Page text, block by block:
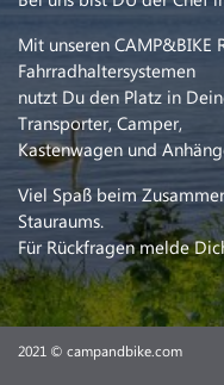
Mit unseren CAMP&BIKE
Fahrradhaltersystemen
nutzt Du den Platz in
Transporter, Camper,
Kastenwagen und
Viel Spaß beim
Stauraums.
Für Rückfragen melde
2021 © campandbike.com